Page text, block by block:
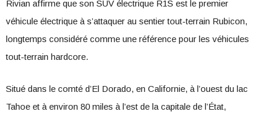
Rivian affirme que son SUV électrique R1S est le premier
véhicule électrique à s’attaquer au sentier tout-terrain Rubicon,
longtemps considéré comme une référence pour les véhicules
tout-terrain hardcore.
Situé dans le comté d’El Dorado, en Californie, à l’ouest du lac
Tahoe et à environ 80 miles à l’est de la capitale de l’État,